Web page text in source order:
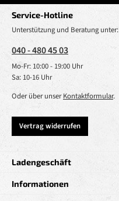
Service-Hotline
Unterstützung und Beratung unter:
040 - 480 45 03
Mo-Fr: 10:00 - 19:00 Uhr
Sa: 10-16 Uhr
Oder über unserKontaktformular.
Vertrag widerrufen
Ladengeschäft
Informationen